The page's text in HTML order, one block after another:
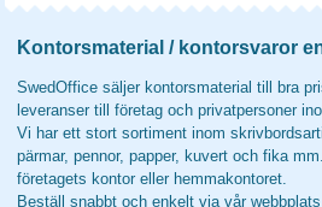
Kontorsmaterial / kontorsvaror
SwedOffice säljer kontorsmaterial till bra
leveranser till företag och privatpersoner
Vi har ett stort sortiment inom
pärmar, pennor, papper, kuvert och fika
företagets kontor eller hemmakontoret.
Beställ snabbt och enkelt via vår